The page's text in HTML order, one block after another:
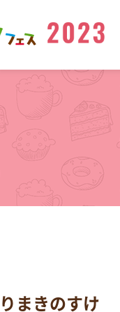
まきのすけ